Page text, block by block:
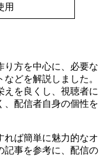
用
り方を中心に、必要な
どを解説しました。
えを良くし、視聴者に
、配信者自身の個性を
れば簡単に魅力的なオ
記事を参考に、配信の